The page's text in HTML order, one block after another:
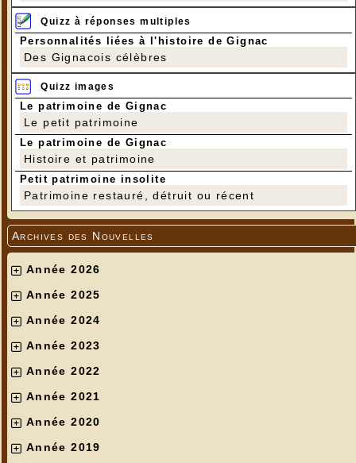
Quizz à réponses multiples
Personnalités liées à l'histoire de Gignac
Des Gignacois célèbres
Quizz images
Le patrimoine de Gignac
Le petit patrimoine
Le patrimoine de Gignac
Histoire et patrimoine
Petit patrimoine insolite
Patrimoine restauré, détruit ou récent
Archives des Nouvelles
Année 2026
Année 2025
Année 2024
Année 2023
Année 2022
Année 2021
Année 2020
Année 2019